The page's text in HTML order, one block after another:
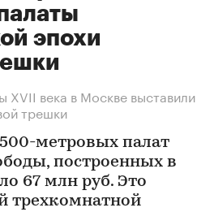
эпохи
века в Москве выставили
трешки
метровых палат
построенных в
67 млн руб. Это
трехкомнатной